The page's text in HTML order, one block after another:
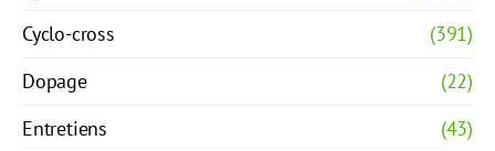
Cyclo-cross
(391)
Dopage
(22)
Entretiens
(43)